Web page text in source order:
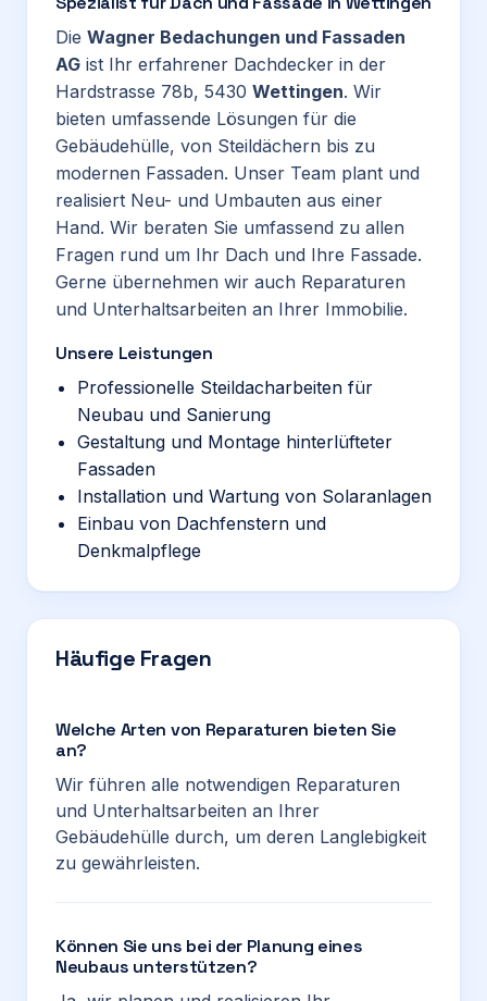
Die Wagner Bedachungen und Fassaden
AG ist Ihr erfahrener Dachdecker in der
Hardstrasse 78b, 5430 Wettingen. Wir
bieten umfassende Lösungen für die
Gebäudehülle, von Steildächern bis zu
modernen Fassaden. Unser Team plant und
realisiert Neu- und Umbauten aus einer
Hand. Wir beraten Sie umfassend zu allen
Fragen rund um Ihr Dach und Ihre Fassade.
Gerne übernehmen wir auch Reparaturen
und Unterhaltsarbeiten an Ihrer Immobilie.
Unsere Leistungen
Professionelle Steildacharbeiten für
Neubau und Sanierung
Gestaltung und Montage hinterlüfteter
Fassaden
Installation und Wartung von Solaranlagen
Einbau von Dachfenstern und
Denkmalpflege
Häufige Fragen
Welche Arten von Reparaturen bieten Sie
an?
Wir führen alle notwendigen Reparaturen
und Unterhaltsarbeiten an Ihrer
Gebäudehülle durch, um deren Langlebigkeit
zu gewährleisten.
Können Sie uns bei der Planung eines
Neubaus unterstützen?